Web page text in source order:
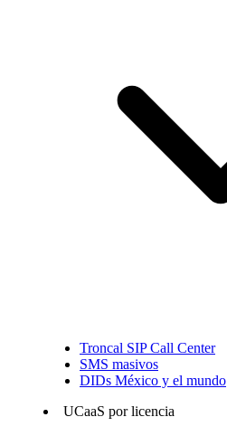
Troncal SIP Call Center
SMS masivos
DIDs México y el mundo
UCaaS por licencia